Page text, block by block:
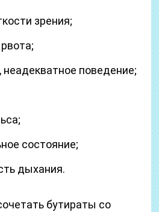
зрения;
поведение;
состояние;
дыхания.
бутираты со